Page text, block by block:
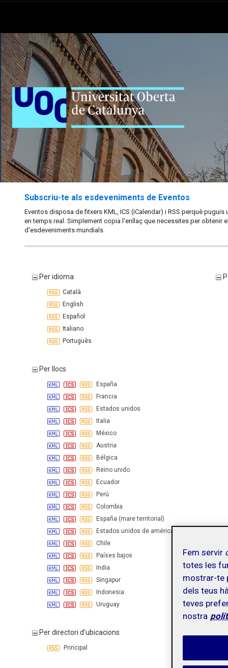
Subscriu-te als esdeveniments de Eventos
Eventos disposa de fitxers KML, ICS (iCalendar) i RSS perquè
en temps real. Simplement copia l'enllaç que necessites per
d'esdeveniments mundials
Per idioma
Català
English
Español
Italiano
Português
Per llocs
España
Francia
Estados unidos
Italia
México
Austria
Bélgica
Reino unido
Ecuador
Perú
Colombia
España (mare territorial)
Estados unidos de américa
Chile
Países bajos
India
Singapur
Indonesia
Uruguay
Per directori d’ubicacions
Principal
Fem servir
totes les
mostrar-te
dels teus
teves
nostra